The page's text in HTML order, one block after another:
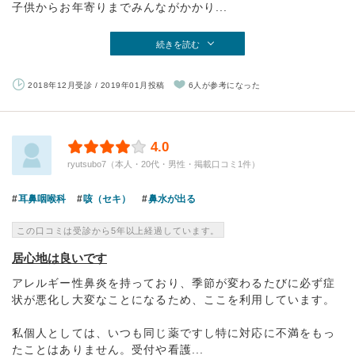
子供からお年寄りまでみんながかかり...
続きを読む
2018年12月受診 / 2019年01月投稿 6人が参考になった
4.0
ryutsubo7（本人・20代・男性・掲載口コミ1件）
耳鼻咽喉科 咳（セキ） 鼻水が出る
この口コミは受診から5年以上経過しています。
居心地は良いです
アレルギー性鼻炎を持っており、季節が変わるたびに必ず症
状が悪化し大変なことになるため、ここを利用しています。
私個人としては、いつも同じ薬ですし特に対応に不満をもっ
たことはありません。受付や看護...